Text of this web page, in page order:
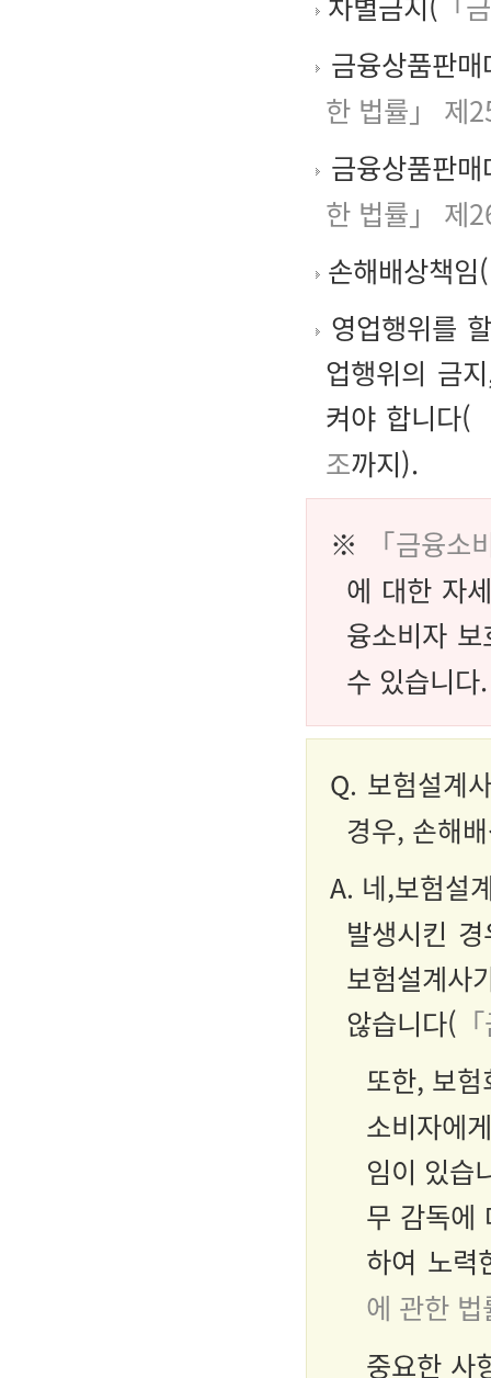
금융상품판
한 법률」 제
금융상품판
한 법률」 제
손해배상책임(
영업행위를
업행위의 금
켜야 합니다(
조까지).
※
「금융
에 대한 자
융소비자
수 있습니다.
Q. 보험설계
경우, 손해
A. 네,보험설
발생시킨
보험설계사
않습니다(
또한, 보
소비자에
임이 있습
무 감독에
하여 노력
에 관한
중요한 사